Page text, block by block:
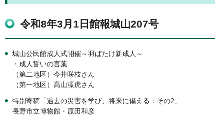
令和8年3月1日館報城山207号
城山公民館成人式開催～羽ばたけ新成人～
・成人誓いの言葉
（第二地区）今井咲枝さん
（第一地区）高山凛虎さん
特別寄稿「過去の災害を学び、将来に備える：その2」
長野市立博物館・原田和彦